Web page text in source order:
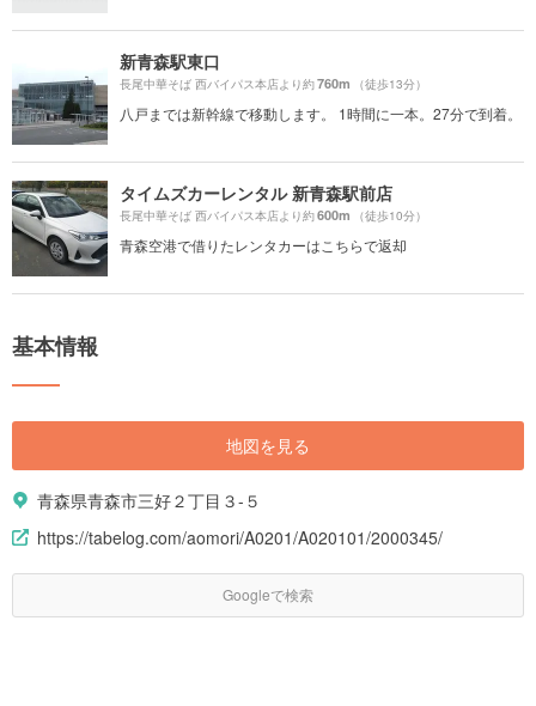
新青森駅東口
長尾中華そば 西バイパス本店より約760m （徒歩13分）
八戸までは新幹線で移動します。 1時間に一本。27分で到着。
タイムズカーレンタル 新青森駅前店
長尾中華そば 西バイパス本店より約600m （徒歩10分）
青森空港で借りたレンタカーはこちらで返却
基本情報
地図を見る
青森県青森市三好２丁目３-５
https://tabelog.com/aomori/A0201/A020101/2000345/
Googleで検索